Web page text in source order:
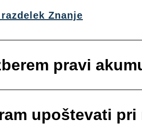
Znanje
pravi
upoštevati